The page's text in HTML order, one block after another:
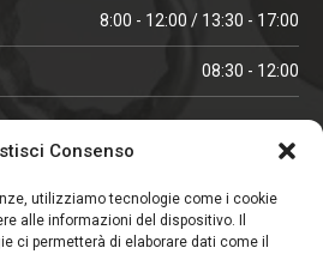
Consenso
utilizziamo tecnologie come i cookie
alle informazioni del dispositivo. Il
ci permetterà di elaborare dati come il
8:00 - 12:00 / 13:30 - 17:00
08:30 - 12:00
08:00 - 12:00 / 13:30 -18:00